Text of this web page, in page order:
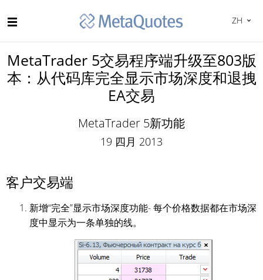
ZH
MetaTrader 5交易程序端升级至803版
本：从代码库完全显示市场深度和退拽
EA交易
MetaTrader 5新功能
19 四月 2013
客户交易端
新增“完全”显示市场深度功能- 每个价格数据都在市场深
度中显示为一条单独的线。